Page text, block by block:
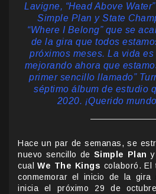
Lavigne, “Head Above
Simple Plan y State
“Where I Belong” que se
de la gira que todos
próximos meses. La vida
mejorando ahora que
primer sencillo llamado”
séptimo álbum de estudio
2020. ¡Querido
Hace un par de semanas, se
nuevo sencillo de Simple Plan
cualWe The Kings colaboró. El
conmemorar el inicio de la
inicia el próximo 29 de